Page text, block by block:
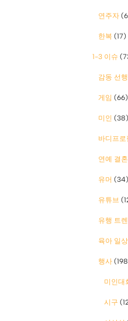
연주자
한복 (17)
1-3 이슈
감동 선
게임 (66)
미인 (38)
바디프로
연예 결
유머 (34)
유튜브
유행 트
육아 일상
행사
미인대
시구